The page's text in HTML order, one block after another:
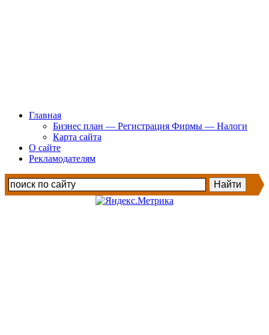
Главная
Бизнес план — Регистрация Фирмы — Налоги
Карта сайта
О сайте
Рекламодателям